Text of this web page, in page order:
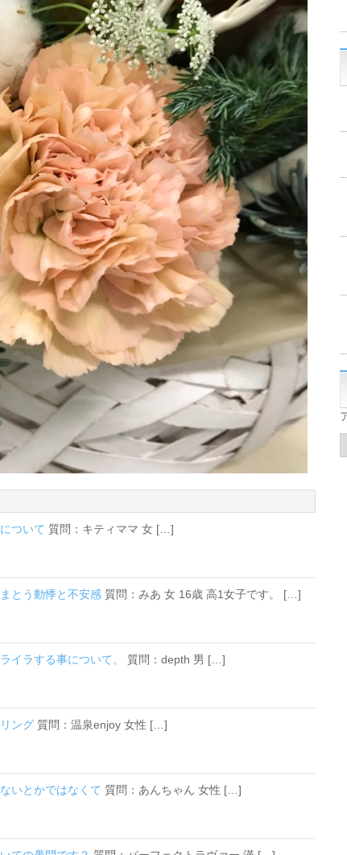
ついて 質問：キティママ 女 […]
とう動悸と不安感 質問：みあ 女 16歳 高1女子です。 […]
イラする事について。 質問：depth 男 […]
ング 質問：温泉enjoy 女性 […]
いとかではなくて 質問：あんちゃん 女性 […]